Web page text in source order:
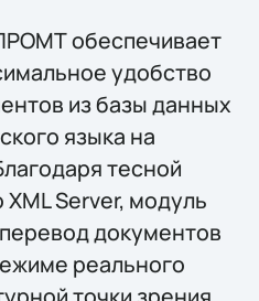
обеспечивает
удобство
из базы данных
языка на
тесной
Server, модуль
документов
реального